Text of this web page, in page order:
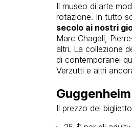
Il museo di arte
rotazione. In tutto
secolo ai nostri
Marc Chagall,
altri. La collezione
di contemporanei
Verzutti e altri
Il prezzo del